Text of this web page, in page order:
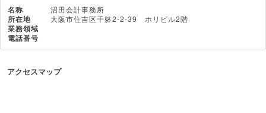
名称
沼田会計事務所
所在地 大阪市住吉区千躰2-2-39 ホリビル2階
業務領域
電話番号
アクセスマップ